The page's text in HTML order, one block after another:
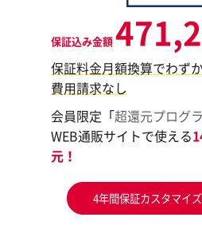
保証込み金額
保証料金月額換算でわず
費用請求なし
会員限定「超還元プログ
WEB通販サイトで使える
元！
4年間保証カスタマイ